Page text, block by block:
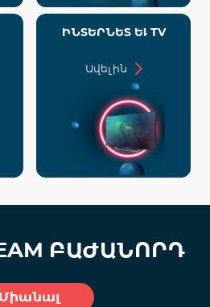
ԻՆՏԵՐՆԵՏ ԵՒ TV
Ավելին
ԲԱԺԱՆՈՐԴ
Միանալ